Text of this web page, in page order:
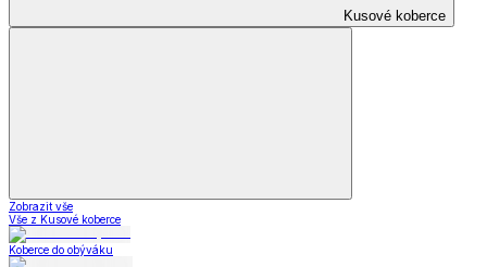
Kusové koberce
Zobrazit vše
Vše z Kusové koberce
Koberce do obýváku